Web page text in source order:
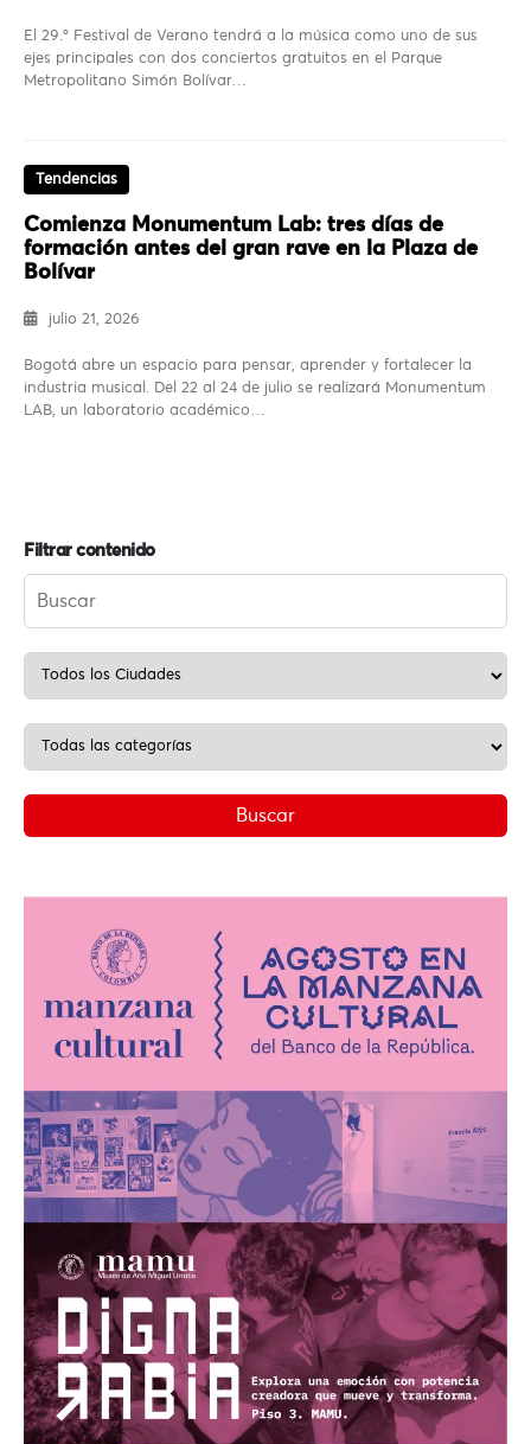
El 29.º Festival de Verano tendrá a la música como uno de sus
ejes principales con dos conciertos gratuitos en el Parque
Metropolitano Simón Bolívar…
Tendencias
Comienza Monumentum Lab: tres días de
formación antes del gran rave en la Plaza de
Bolívar
julio 21, 2026
Bogotá abre un espacio para pensar, aprender y fortalecer la
industria musical. Del 22 al 24 de julio se realizará Monumentum
LAB, un laboratorio académico…
Filtrar contenido